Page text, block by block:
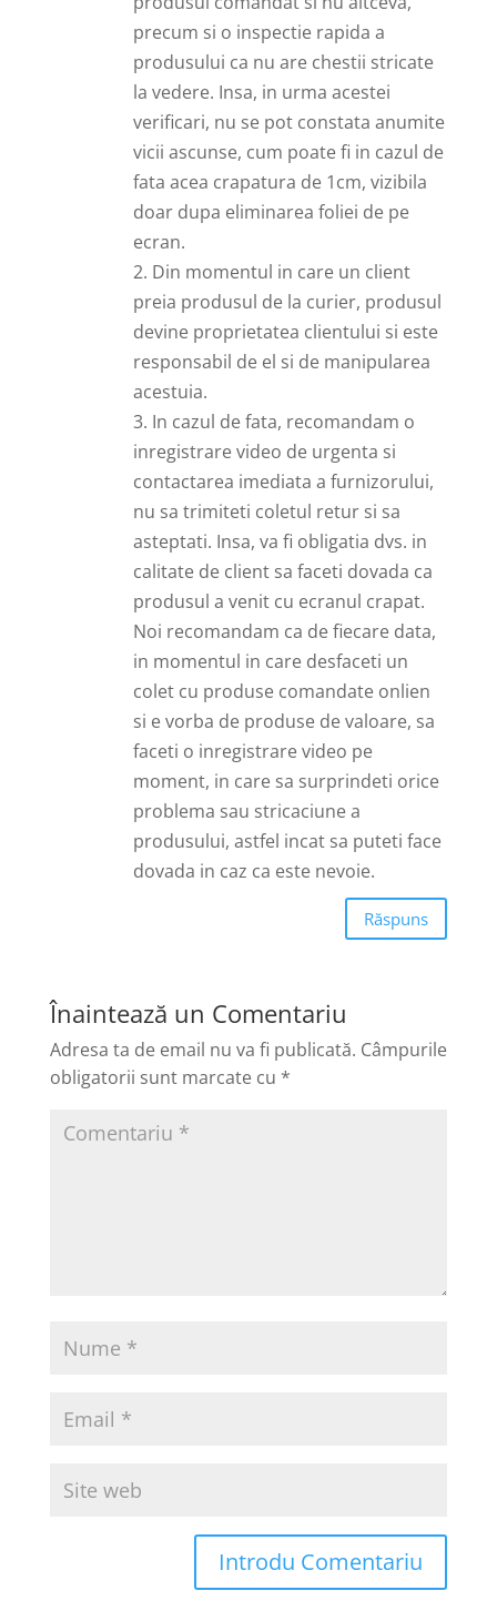
precum si o inspectie rapida a
produsului ca nu are chestii stricate
la vedere. Insa, in urma acestei
verificari, nu se pot constata anumite
vicii ascunse, cum poate fi in cazul de
fata acea crapatura de 1cm, vizibila
doar dupa eliminarea foliei de pe
ecran.
2. Din momentul in care un client
preia produsul de la curier, produsul
devine proprietatea clientului si este
responsabil de el si de manipularea
acestuia.
3. In cazul de fata, recomandam o
inregistrare video de urgenta si
contactarea imediata a furnizorului,
nu sa trimiteti coletul retur si sa
asteptati. Insa, va fi obligatia dvs. in
calitate de client sa faceti dovada ca
produsul a venit cu ecranul crapat.
Noi recomandam ca de fiecare data,
in momentul in care desfaceti un
colet cu produse comandate onlien
si e vorba de produse de valoare, sa
faceti o inregistrare video pe
moment, in care sa surprindeti orice
problema sau stricaciune a
produsului, astfel incat sa puteti face
dovada in caz ca este nevoie.
Răspuns
Înaintează un Comentariu
Adresa ta de email nu va fi publicată. Câmpurile
obligatorii sunt marcate cu *
Introdu Comentariu